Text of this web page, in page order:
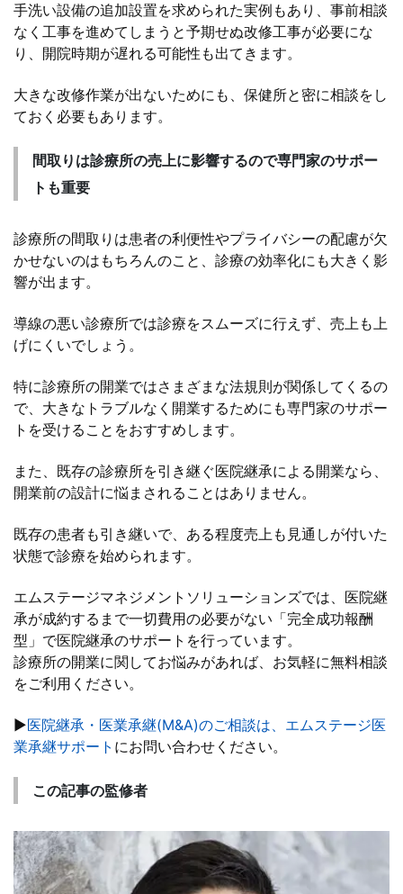
手洗い設備の追加設置を求められた実例もあり、事前相談
なく工事を進めてしまうと予期せぬ改修工事が必要にな
り、開院時期が遅れる可能性も出てきます。
大きな改修作業が出ないためにも、保健所と密に相談をし
ておく必要もあります。
間取りは診療所の売上に影響するので専門家のサポー
トも重要
診療所の間取りは患者の利便性やプライバシーの配慮が欠
かせないのはもちろんのこと、診療の効率化にも大きく影
響が出ます。
導線の悪い診療所では診療をスムーズに行えず、売上も上
げにくいでしょう。
特に診療所の開業ではさまざまな法規則が関係してくるの
で、大きなトラブルなく開業するためにも専門家のサポー
トを受けることをおすすめします。
また、既存の診療所を引き継ぐ医院継承による開業なら、
開業前の設計に悩まされることはありません。
既存の患者も引き継いで、ある程度売上も見通しが付いた
状態で診療を始められます。
エムステージマネジメントソリューションズでは、医院継
承が成約するまで一切費用の必要がない「完全成功報酬
型」で医院継承のサポートを行っています。
診療所の開業に関してお悩みがあれば、お気軽に無料相談
をご利用ください。
▶医院継承・医業承継(M&A)のご相談は、エムステージ医
業承継サポート にお問い合わせください。
この記事の監修者